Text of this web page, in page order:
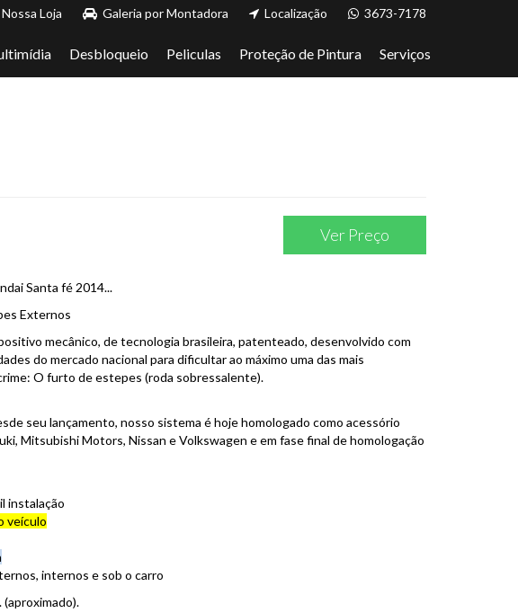
Nossa Loja Galeria por Montadora Localização 3673-7178
Desbloqueio Peliculas Proteção de Pintura Serviços
Ver Preço
Santa fé 2014...
Externos
mecânico, de tecnologia brasileira, patenteado, desenvolvido com
do mercado nacional para dificultar ao máximo uma das mais
O furto de estepes (roda sobressalente).
seu lançamento, nosso sistema é hoje homologado como acessório
Mitsubishi Motors, Nissan e Volkswagen e em fase final de homologação
instalação
veículo
internos e sob o carro